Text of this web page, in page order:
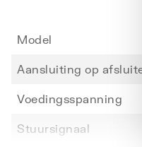
Model
Aansluiting op
Voedingsspanning
Stuursignaal